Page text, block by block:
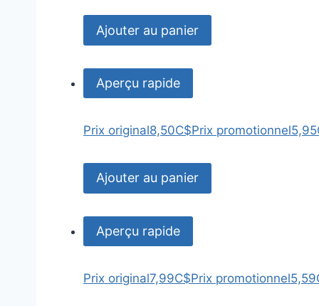
Ajouter au panier
Aperçu rapide
Prix original8,50C$Prix promotionnel
Ajouter au panier
Aperçu rapide
Prix original7,99C$Prix promotionnel